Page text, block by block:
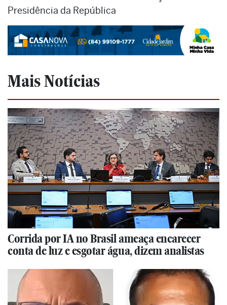
Presidência da República
Mais Notícias
Corrida por IA no Brasil ameaça encarecer
conta de luz e esgotar água, dizem analistas